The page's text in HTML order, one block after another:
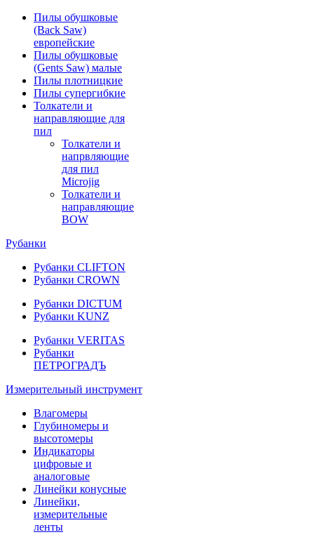
Пилы обушковые
(Back Saw)
европейские
Пилы обушковые
(Gents Saw) малые
Пилы плотницкие
Пилы супергибкие
Толкатели и
направляющие для
пил
Толкатели и
напрвляющие
для пил
Microjig
Толкатели и
направляющие
BOW
Рубанки
Рубанки CLIFTON
Рубанки CROWN
Рубанки DICTUM
Рубанки KUNZ
Рубанки VERITAS
Рубанки
ПЕТРОГРАДЪ
Измерительный инструмент
Влагомеры
Глубиномеры и
высотомеры
Индикаторы
цифровые и
аналоговые
Линейки конусные
Линейки,
измерительные
ленты